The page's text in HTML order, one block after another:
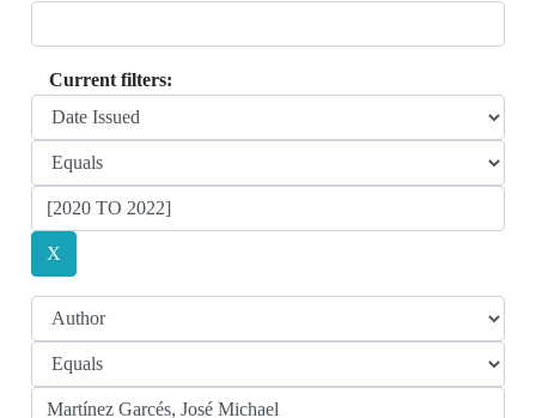
Current filters: